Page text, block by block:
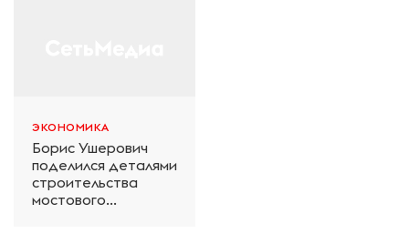
ЭКОНОМИКА
Борис Ушерович
поделился деталями
строительства
мостового